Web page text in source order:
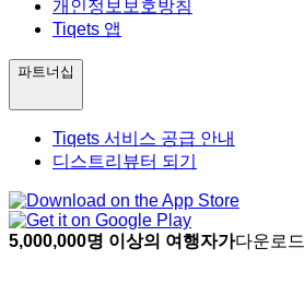
개인정보보호방침
Tiqets 앱
파트너십
Tiqets 서비스 공급 안내
디스트리뷰터 되기
5,000,000명 이상의 여행자가다운로드